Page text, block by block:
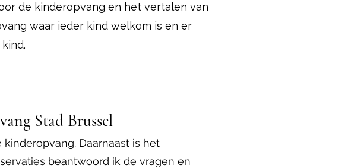
de kinderopvang en het vertalen van
waar ieder kind welkom is en er
Stad Brussel
Daarnaast is het
beantwoord ik de vragen en